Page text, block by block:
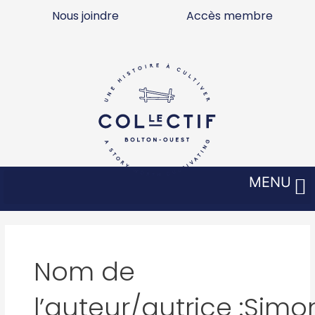
Nous joindre Accès membre
MENU
Nom de
l’auteur/autrice